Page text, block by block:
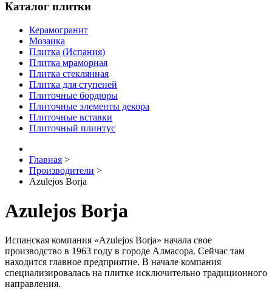
Каталог плитки
Керамогранит
Мозаика
Плитка (Испания)
Плитка мраморная
Плитка стеклянная
Плитка для ступеней
Плиточные бордюры
Плиточные элементы декора
Плиточные вставки
Плиточный плинтус
Главная >
Производители >
Azulejos Borja
Azulejos Borja
Испанская компания «Azulejos Borja» начала свое
производство в 1963 году в городе Алмасора. Сейчас там
находится главное предприятие. В начале компания
специализировалась на плитке исключительно традиционного
направления.